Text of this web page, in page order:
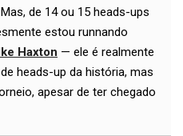
de 14 ou 15 heads-ups
estou runnando
Haxton — ele é realmente
heads-up da história, mas
apesar de ter chegado